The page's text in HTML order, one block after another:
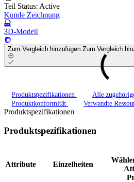
Teil Status: Active
Kunde Zeichnung
3D-Modell
Zum Vergleich hinzufügen Zum Vergleich
Produktspezifikationen
Alle
Produktkonformität
Verwandte
Produktspezifikationen
Produktspezifikationen
Attribute Einzelheiten